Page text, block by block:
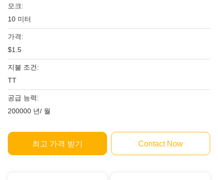
모크:
10 미터
가격:
$1.5
지불 조건:
TT
공급 능력:
200000 년/ 월
최고 가격 받기 Contact Now